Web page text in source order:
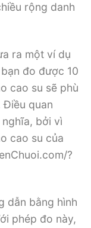
rộng danh
ra một ví dụ
đo được 10
cao su sẽ phù
Điều quan
bởi vì
cao su của
?
dẫn bằng hình
phép đo này,